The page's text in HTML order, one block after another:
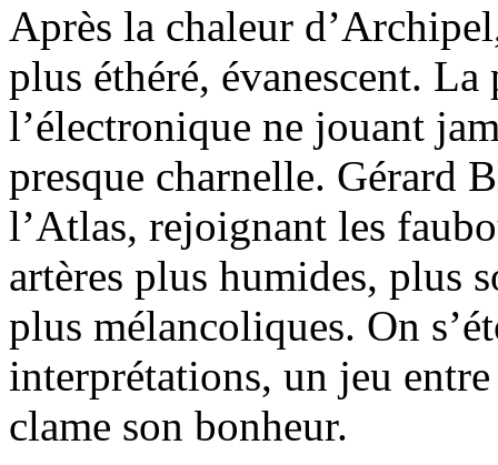
Après la chaleur
plus éthéré, évanescent.
l’électronique ne jouant
presque charnelle. Gérard
l’Atlas, rejoignant les
artères plus humides, plus
plus mélancoliques. On
interprétations, un jeu
clame son bonheur.